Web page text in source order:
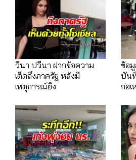
วีนา ปวีนา ฝากข้อความ
เด็ดถึงภาครัฐ หลังมี
เหตุการณ์ยิง
ข้อ
บัน
ก่อเ